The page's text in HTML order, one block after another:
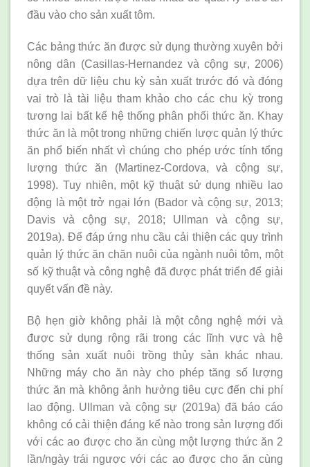
đầu vào cho sản xuất tôm.
Các bảng thức ăn được sử dụng thường xuyên bởi
nông dân (Casillas-Hernandez và cộng sự, 2006)
dựa trên dữ liệu chu kỳ sản xuất trước đó và đóng
vai trò là tài liệu tham khảo cho các chu kỳ trong
tương lai bất kể hệ thống phân phối thức ăn. Khay
thức ăn là một trong những chiến lược quản lý thức
ăn phổ biến nhất vì chúng cho phép ước tính tổng
lượng thức ăn (Martinez-Cordova, và cộng sự,
1998). Tuy nhiên, một kỹ thuật sử dụng nhiều lao
động là một trở ngại lớn (Bador và cộng sự, 2013;
Davis và cộng sự, 2018; Ullman và cộng sự,
2019a). Để đáp ứng nhu cầu cải thiện các quy trình
quản lý thức ăn chăn nuôi của ngành nuôi tôm, một
số kỹ thuật và công nghệ đã được phát triển để giải
quyết vấn đề này.
Bộ hẹn giờ không phải là một công nghệ mới và
được sử dụng rộng rãi trong các lĩnh vực và hệ
thống sản xuất nuôi trồng thủy sản khác nhau.
Những máy cho ăn này cho phép tăng số lượng
thức ăn mà không ảnh hưởng tiêu cực đến chi phí
lao động. Ullman và cộng sự (2019a) đã báo cáo
không có cải thiện đáng kể nào trong sản lượng đối
với các ao được cho ăn cùng một lượng thức ăn 2
lần/ngày trái ngược với các ao được cho ăn cùng